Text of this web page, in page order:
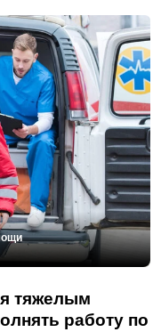
тяжелым
работу по